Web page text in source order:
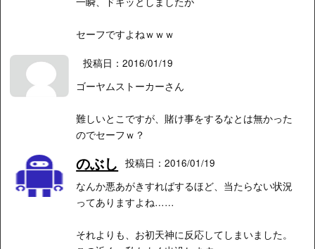
セーフですよねｗｗｗ
投稿日：2016/01/19
ゴーヤムストーカーさん
難しいとこですが、賭け事をするなとは無かった
のでセーフｗ？
のぶし
投稿日：2016/01/19
なんか悪あがきすればするほど、当たらない状況
ってありますよね……
それよりも、お初天神に反応してしまいました。